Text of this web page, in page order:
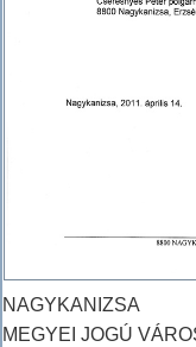
NAGYKANIZSA
MEGYEI JOGÚ